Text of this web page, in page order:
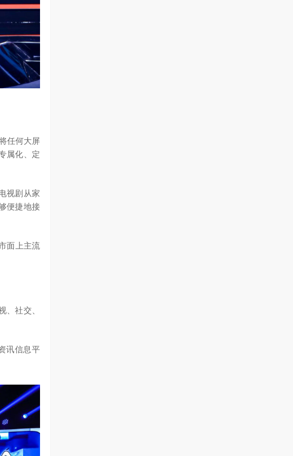
任何大屏
属化、定
视剧从家
便捷地接
面上主流
、社交、
讯信息平